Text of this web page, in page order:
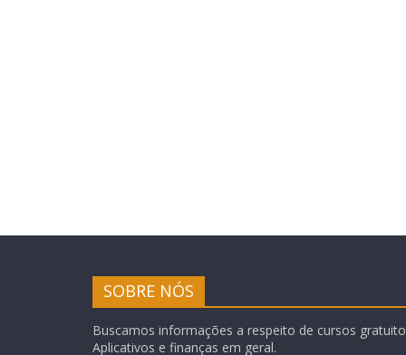
SOBRE NÓS
Buscamos informações a respeito de cursos
Aplicativos e finanças em geral.